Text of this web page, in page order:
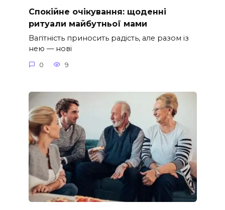
Спокійне очікування: щоденні
ритуали майбутньої мами
Вагітність приносить радість, але разом із
нею — нові
0 9